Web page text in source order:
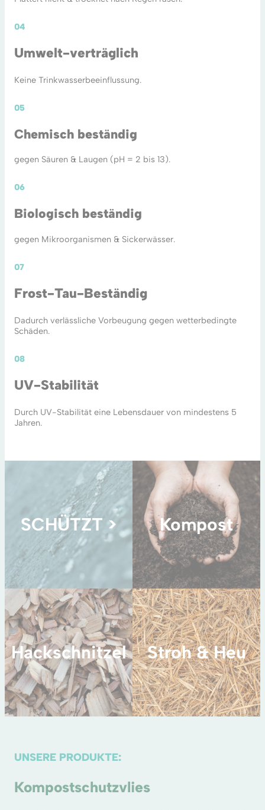
04
Umwelt-verträglich
Keine Trinkwasserbeeinflussung.
05
Chemisch beständig
gegen Säuren & Laugen (pH = 2 bis 13).
06
Biologisch beständig
gegen Mikroorganismen & Sickerwässer.
07
Frost-Tau-Beständig
Dadurch verlässliche Vorbeugung gegen wetterbedingte
Schäden.
08
UV-Stabilität
Durch UV-Stabilität eine Lebensdauer von mindestens 5
Jahren.
SCHÜTZT > Kompost
Hackschnitzel Stroh & Heu
UNSERE PRODUKTE:
Kompostschutzvlies